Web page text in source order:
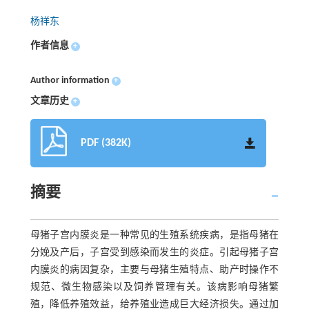
杨祥东
作者信息 +
Author information +
文章历史 +
PDF (382K)
摘要
母猪子宫内膜炎是一种常见的生殖系统疾病，是指母猪在
分娩及产后，子宫受到感染而发生的炎症。引起母猪子宫
内膜炎的病因复杂，主要与母猪生殖特点、助产时操作不
规范、微生物感染以及饲养管理有关。该病影响母猪繁
殖，降低养殖效益，给养殖业造成巨大经济损失。通过加